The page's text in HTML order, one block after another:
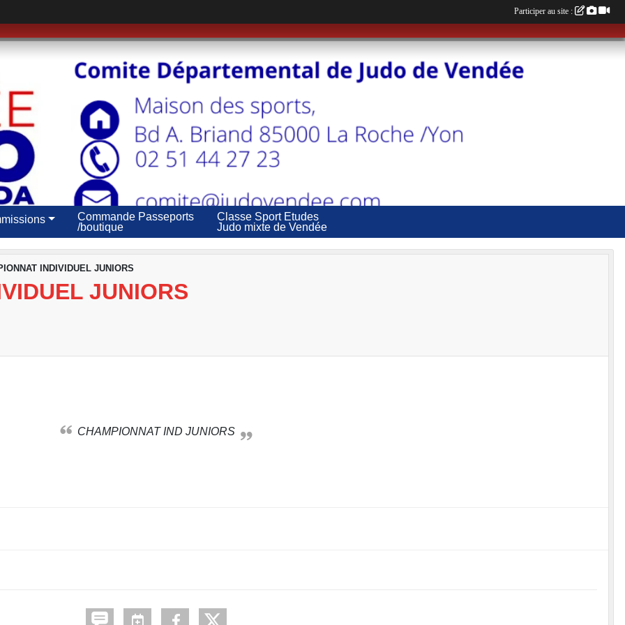
Commande Passeports
/boutique
Classe Sport Etudes
Judo mixte de Vendée
INDIVIDUEL JUNIORS
JUNIORS
CHAMPIONNAT IND JUNIORS
Participer au site :